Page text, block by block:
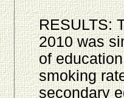
RESULTS:
2010 was
of
smoking
secondary